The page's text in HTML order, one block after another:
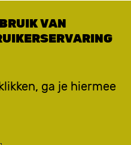
- Privacy Policy -
VAN
ga je hiermee